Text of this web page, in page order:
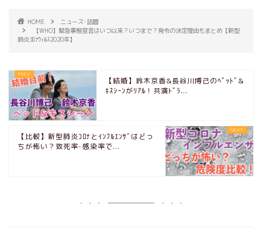
HOME
ニュース･話題
【WHO】緊急事態宣言はいつ以来？いつまで？発令の決定理由もまとめ【新型
肺炎ｺﾛﾅｳｨﾙｽ2020年】
【結婚】鈴木京香&長谷川博己のﾍﾞｯﾄﾞ&
ｷｽｼｰﾝがﾘｱﾙ！共演ﾄﾞﾗ...
【比較】新型肺炎ｺﾛﾅとｲﾝﾌﾙｴﾝｻﾞはどっ
ちが怖い？致死率･感染率で...